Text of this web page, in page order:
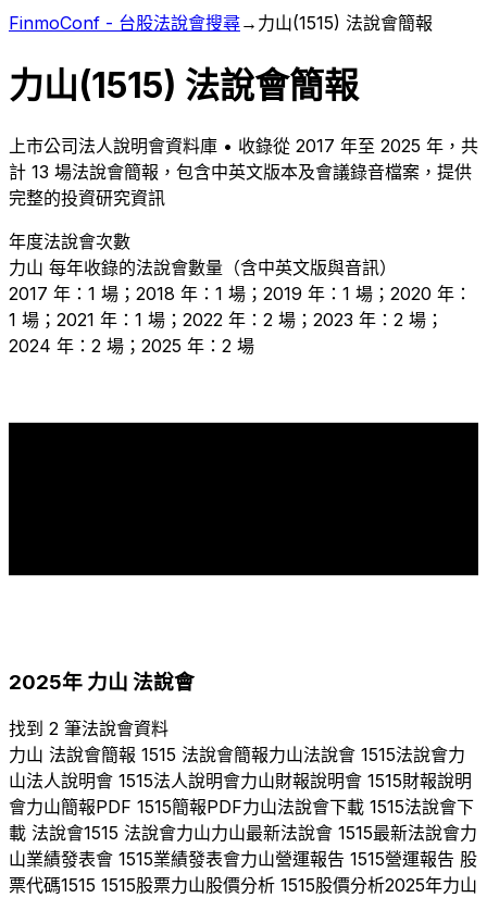
FinmoConf - 台股法說會搜尋→ 力山(1515) 法說會簡報
力山(1515) 法說會簡報
上市公司法人說明會資料庫 • 收錄從 2017 年至 2025 年，共
計 13 場法說會簡報，包含中英文版本及會議錄音檔案，提供
完整的投資研究資訊
年度法說會次數
力山 每年收錄的法說會數量（含中英文版與音訊）
2017 年：1 場；2018 年：1 場；2019 年：1 場；2020 年：
1 場；2021 年：1 場；2022 年：2 場；2023 年：2 場；
2024 年：2 場；2025 年：2 場
2025年 力山 法說會
找到 2 筆法說會資料
力山 法說會簡報 1515 法說會簡報力山法說會 1515法說會力
山法人說明會 1515法人說明會力山財報說明會 1515財報說明
會力山簡報PDF 1515簡報PDF力山法說會下載 1515法說會下
載 法說會1515 法說會力山力山最新法說會 1515最新法說會力
山業績發表會 1515業績發表會力山營運報告 1515營運報告 股
票代碼1515 1515股票力山股價分析 1515股價分析2025年力山